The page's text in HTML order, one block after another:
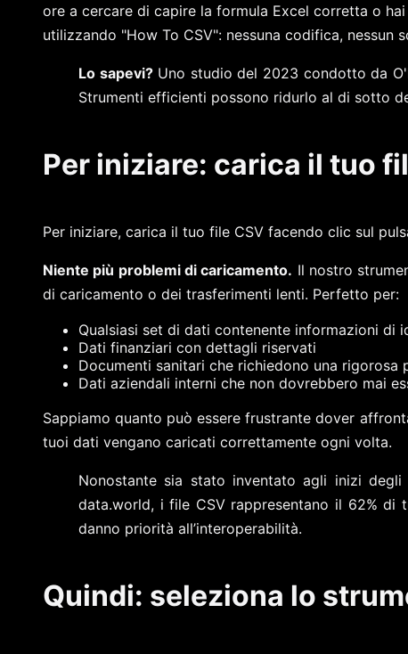
ore a cercare di capire la formula Excel corretta o
utilizzando "How To CSV": nessuna codifica,
Lo sapevi?Uno studio del 2023 condotto da
Strumenti efficienti possono ridurlo al di sotto
Per iniziare: carica il tuo
Per iniziare, carica il tuo file CSV facendo clic sul
Niente più problemi di caricamento. Il nostro
di caricamento o dei trasferimenti lenti. Perfetto per:
Qualsiasi set di dati contenente informazioni di
Dati finanziari con dettagli riservati
Documenti sanitari che richiedono una rigorosa
Dati aziendali interni che non dovrebbero mai
Sappiamo quanto può essere frustrante dover
tuoi dati vengano caricati correttamente ogni volta.
Nonostante sia stato inventato agli inizi
data.world, i file CSV rappresentano il 62%
danno priorità all’interoperabilità.
Quindi: seleziona lo